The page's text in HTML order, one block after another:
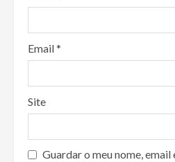
Email*
Site
Guardar o meu nome,